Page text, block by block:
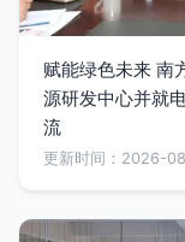
赋能绿色未来 南
源研发中心并就
流
更新时间：2026-